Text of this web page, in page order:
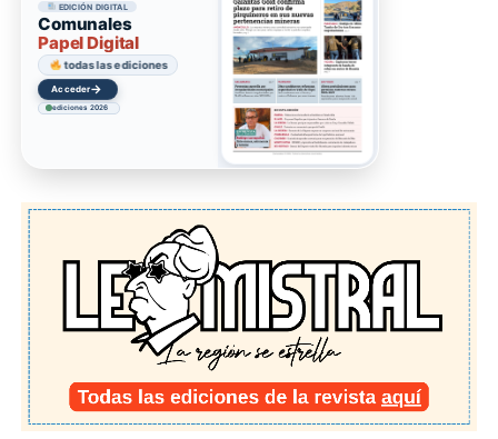
EDICIÓN DIGITAL
Comunales
Papel Digital
todas las ediciones
Acceder→
ediciones 2026